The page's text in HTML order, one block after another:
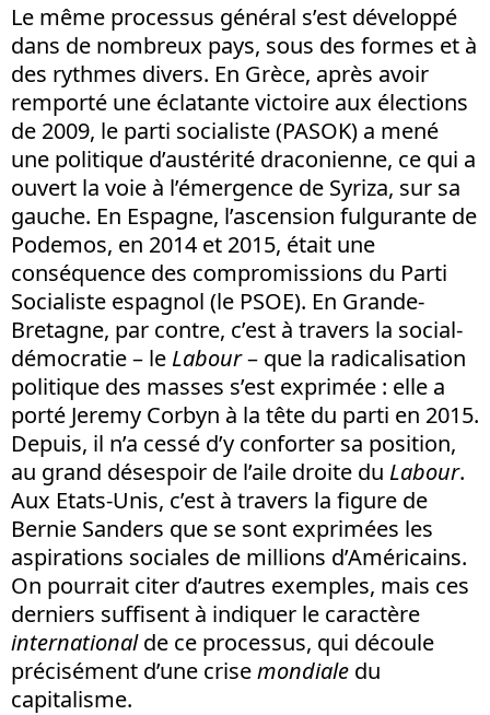
Le même processus général s’est développé
dans de nombreux pays, sous des formes et à
des rythmes divers. En Grèce, après avoir
remporté une éclatante victoire aux élections
de 2009, le parti socialiste (PASOK) a mené
une politique d’austérité draconienne, ce qui a
ouvert la voie à l’émergence de Syriza, sur sa
gauche. En Espagne, l’ascension fulgurante de
Podemos, en 2014 et 2015, était une
conséquence des compromissions du Parti
Socialiste espagnol (le PSOE). En Grande-
Bretagne, par contre, c’est à travers la social-
démocratie – le Labour– que la radicalisation
politique des masses s’est exprimée : elle a
porté Jeremy Corbyn à la tête du parti en 2015.
Depuis, il n’a cessé d’y conforter sa position,
au grand désespoir de l’aile droite du Labour.
Aux Etats-Unis, c’est à travers la figure de
Bernie Sanders que se sont exprimées les
aspirations sociales de millions d’Américains.
On pourrait citer d’autres exemples, mais ces
derniers suffisent à indiquer le caractère
internationalde ce processus, qui découle
précisément d’une crisemondiale du
capitalisme.